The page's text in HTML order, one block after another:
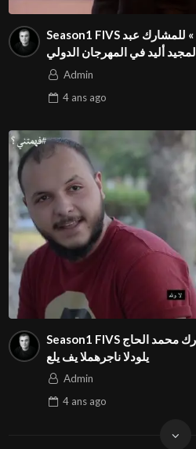
⁩Season1 FIVS فيديو بعنوان « الصرخة الزرقاء » للمشارك عبد
المجيد أليد في المهرجان الدولي
Admin
4 ansago
⁨⁩Season1 FIVS فيديو بعنوان « فهمتني » للمشارك محمد الحاج
علي في المهرجان الدولي⁩
Admin
4 ansago